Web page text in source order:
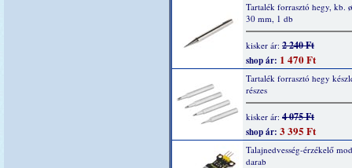
Tartalék forrasztó hegy, kb.
30 mm, 1 db
kisker ár: 2 240 Ft
shop ár: 1 470 Ft
Tartalék forrasztó hegy
részes
kisker ár: 4 075 Ft
shop ár: 3 395 Ft
Talajnedvesség-érzékelő
darab